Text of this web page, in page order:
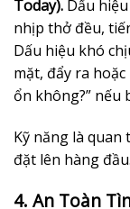
Today). Dấu
nhịp thở đều,
Dấu hiệu khó
mặt, đẩy ra
ổn không?” nếu
Kỹ năng là
đặt lên hàng đầu.
4. An Toàn